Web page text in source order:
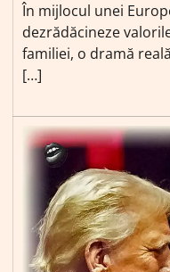
În mijlocul unei
dezrădăcineze
familiei, o dramă
[…]